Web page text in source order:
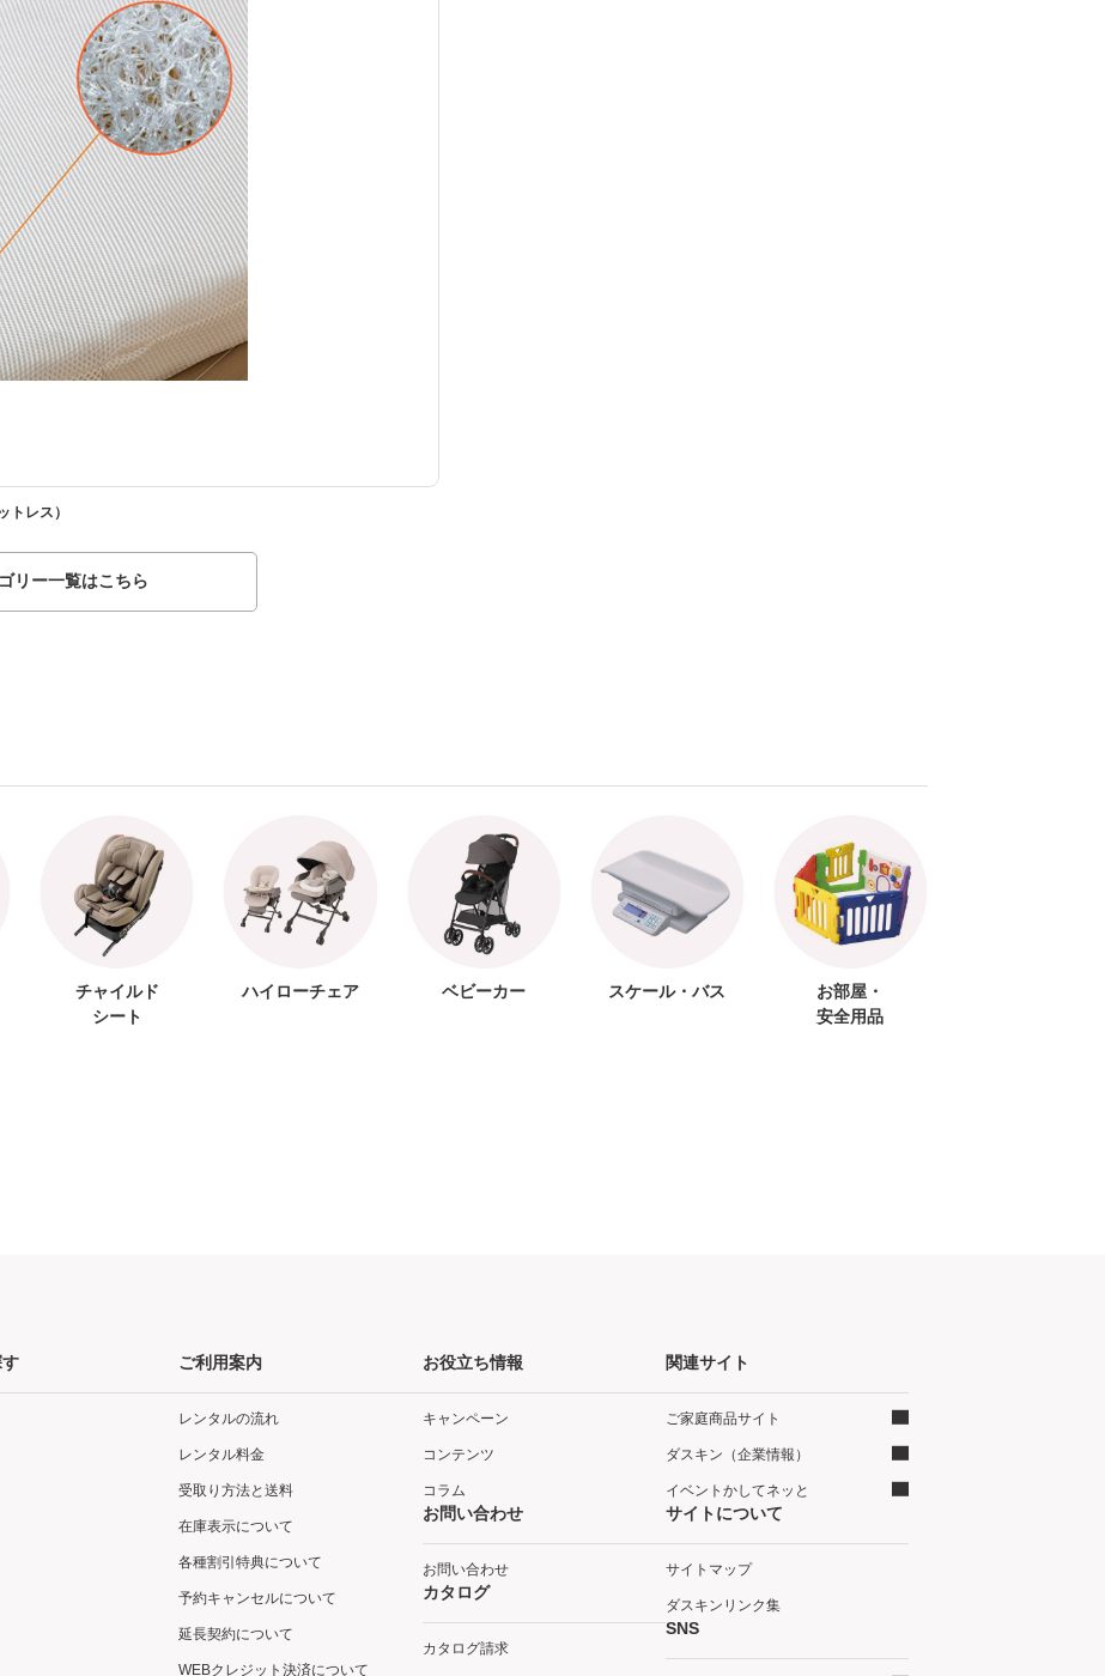
レス）
リー一覧はこちら
チャイルド
シート
ハイローチェア ベビーカー スケール・バス
お部屋・
安全用品
ご利用案内
レンタルの流れ
レンタル料金
受取り方法と送料
在庫表示について
各種割引特典について
予約キャンセルについて
延長契約について
WEBクレジット決済について
お役立ち情報
キャンペーン
コンテンツ
コラム
お問い合わせ
お問い合わせ
カタログ
カタログ請求
関連サイト
ご家庭商品サイト
ダスキン（企業情報）
イベントかしてネッと
サイトについて
サイトマップ
ダスキンリンク集
SNS